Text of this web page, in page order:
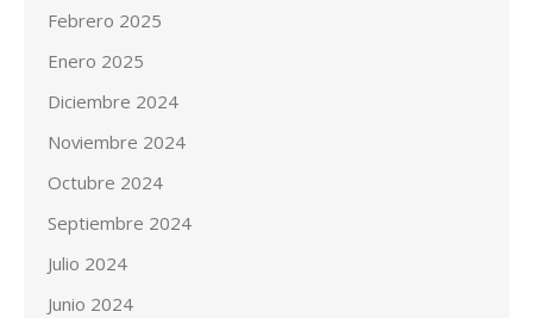
Febrero 2025
Enero 2025
Diciembre 2024
Noviembre 2024
Octubre 2024
Septiembre 2024
Julio 2024
Junio 2024